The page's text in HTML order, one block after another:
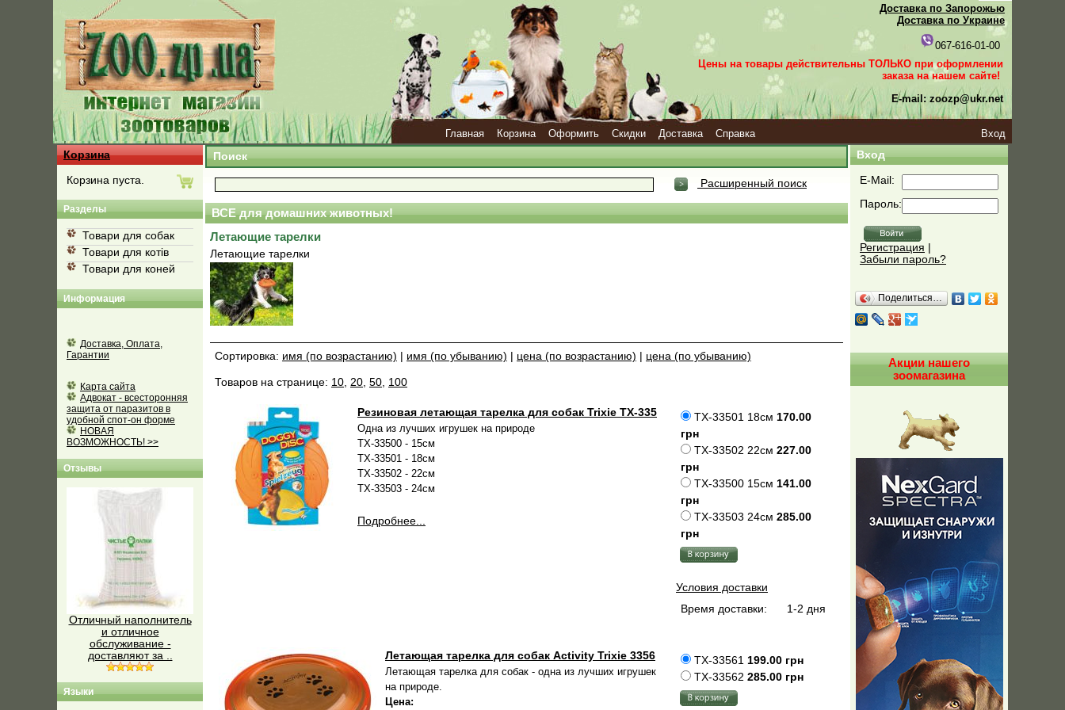
Доставка по Запорожью
Доставка по Украине
067-616-01-00
Цены на товары действительны ТОЛЬКО при оформлении
заказа на нашем сайте!
E-mail: zoozp@ukr.net
Главная Корзина Оформить Скидки Доставка Справка
Вход
Корзина
Корзина пуста.
Разделы
Товари для собак
Товари для котів
Товари для коней
Информация
Доставка, Оплата,
Гарантии
Карта сайта
Адвокат - всесторонняя
защита от паразитов в
удобной спот-он форме
НОВАЯ
ВОЗМОЖНОСТЬ! >>
Отзывы
Отличный наполнитель
и отличное
обслуживание -
доставляют за ..
Языки
Поиск
Расширенный поиск
ВСЕ для домашних животных!
Летающие тарелки
Летающие тарелки
Сортировка: имя (по возрастанию) | имя (по убыванию) | цена (по возрастанию) | цена (по убыванию)
Товаров на странице: 10 20 50 100
Резиновая летающая тарелка для собак Trixie TX-335
Одна из лучших игрушек на природе
TX-33500 - 15см
TX-33501 - 18см
TX-33502 - 22см
TX-33503 - 24см
Подробнее...
TX-33501 18см 170.00
грн
TX-33502 22см 227.00
грн
TX-33500 15см 141.00
грн
TX-33503 24см 285.00
грн
Условия доставки
Время доставки:
1-2 дня
Летающая тарелка для собак Activity Trixie 3356
Летающая тарелка для собак - одна из лучших игрушек
на природе.
Цена:
TX-33561 199.00 грн
TX-33562 285.00 грн
Вход
E-Mail:
Пароль:
Регистрация
Забыли пароль?
Поделиться…
Акции нашего
зоомагазина